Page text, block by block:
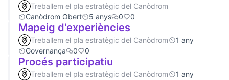
Treballem el pla estratègic del Canòdrom
Canòdrom Obert
5 anys 0 0
Mapeig d'experiències
Treballem el pla estratègic del Canòdrom
1 any
Governança
0 0
Procés participatiu
Treballem el pla estratègic del Canòdrom
1 any